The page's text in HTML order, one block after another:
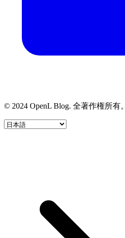
© 2024 OpenL Blog. 全著作権所有。